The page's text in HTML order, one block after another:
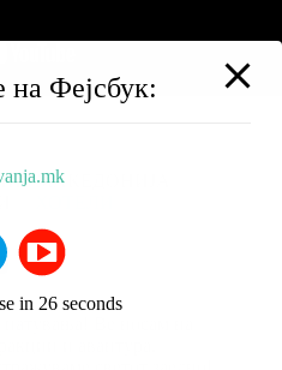
МАКЕДОНИЈА
на Фејсбук:
in 25 seconds